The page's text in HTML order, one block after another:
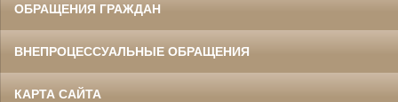
ОБРАЩЕНИЯ ГРАЖДАН
ВНЕПРОЦЕССУАЛЬНЫЕ ОБРАЩЕНИЯ
КАРТА САЙТА